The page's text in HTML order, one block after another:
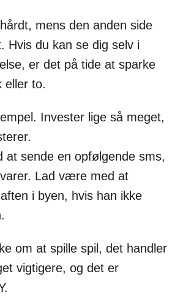
mens den anden side
Hvis du kan se dig selv i
er det på tide at sparke
eller to.
Invester lige så meget,
sende en opfølgende sms,
Lad være med at
i byen, hvis han ikke
om at spille spil, det handler
vigtigere, og det er